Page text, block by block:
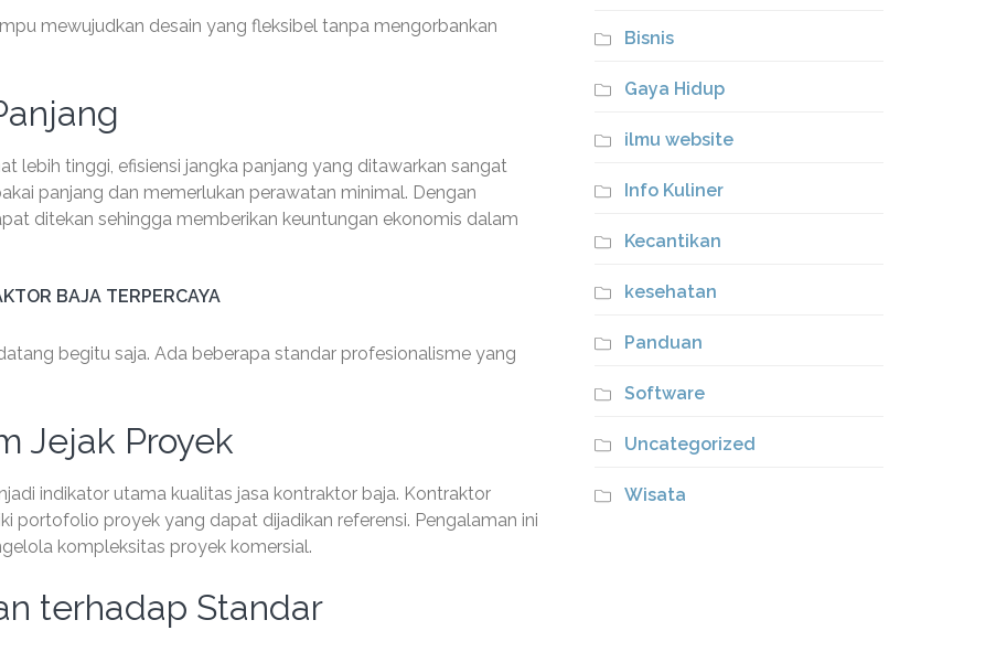
mewujudkan desain yang fleksibel tanpa mengorbankan
lebih tinggi, efisiensi jangka panjang yang ditawarkan sangat
panjang dan memerlukan perawatan minimal. Dengan
ditekan sehingga memberikan keuntungan ekonomis dalam
BAJA TERPERCAYA
begitu saja. Ada beberapa standar profesionalisme yang
Jejak Proyek
indikator utama kualitas jasa kontraktor baja. Kontraktor
portofolio proyek yang dapat dijadikan referensi. Pengalaman ini
kompleksitas proyek komersial.
terhadap Standar
Bisnis
Gaya Hidup
ilmu website
Info Kuliner
Kecantikan
kesehatan
Panduan
Software
Uncategorized
Wisata